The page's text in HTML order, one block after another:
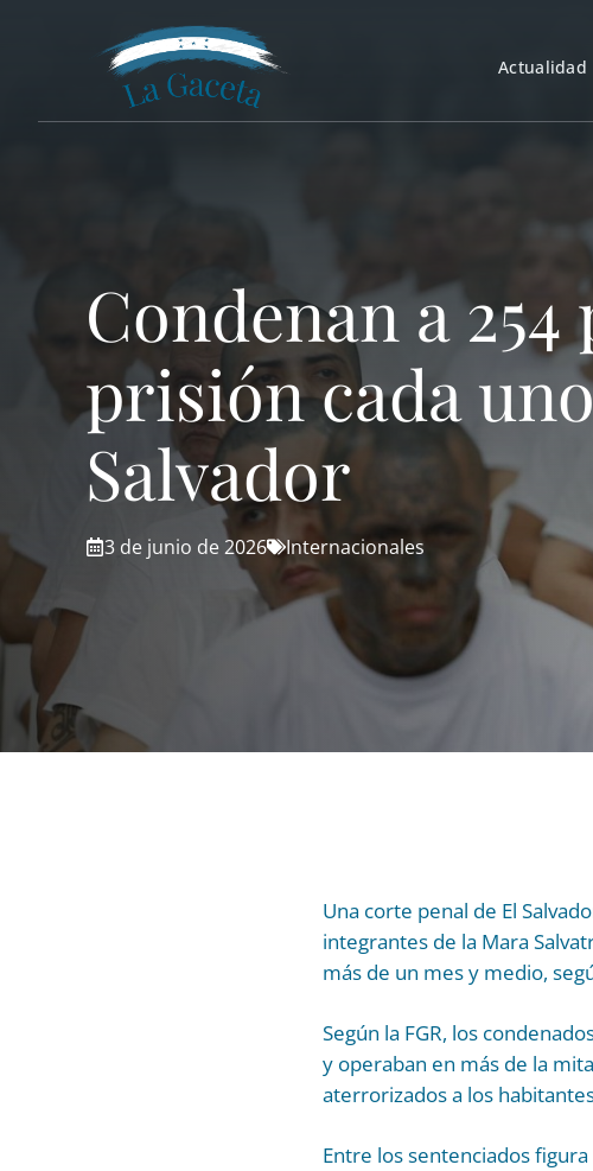
Actualidad
Condenan a
prisión cada
Salvador
3 de junio de 2026 Internacionales
Una corte penal de El
integrantes de la Mara
más de un mes y medio,
Según la FGR, los
y operaban en más de la
aterrorizados a los
Entre los sentenciados